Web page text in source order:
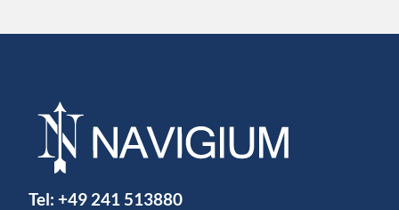
Tel: +49 241 513880